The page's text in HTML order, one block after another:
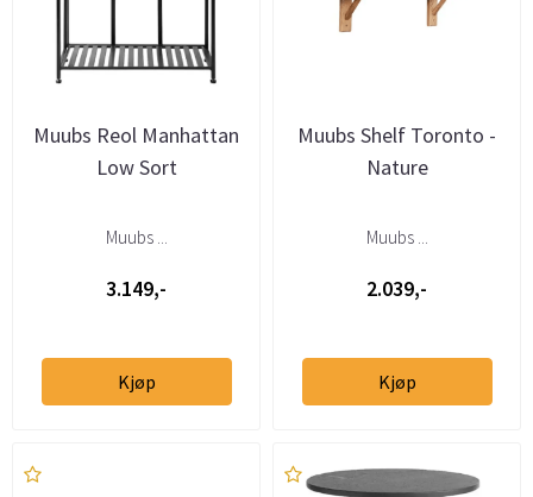
Muubs Reol Manhattan
Low Sort
Muubs ...
3.149,-
Kjøp
Muubs Shelf Toronto -
Nature
Muubs ...
2.039,-
Kjøp